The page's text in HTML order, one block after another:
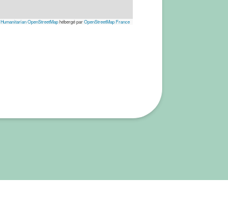
Humanitarian OpenStreetMaphébergé parOpenStreetMap France